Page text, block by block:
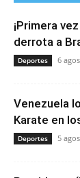
¡Primera
derrota a
Deportes 6
Venezuela
Karate en
Deportes 5